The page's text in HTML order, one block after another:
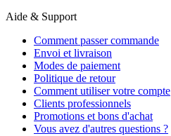
Aide & Support
Comment passer commande
Envoi et livraison
Modes de paiement
Politique de retour
Comment utiliser votre compte
Clients professionnels
Promotions et bons d'achat
Vous avez d'autres questions ?